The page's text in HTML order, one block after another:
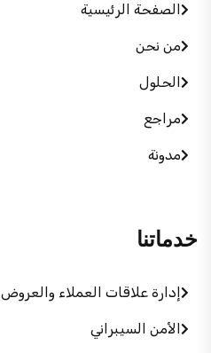
الصفحة الرئيسية
من نحن
الحلول
مراجع
مدونة
خدماتنا
إدارة علاقات العملاء والعروض
الأمن السيبراني